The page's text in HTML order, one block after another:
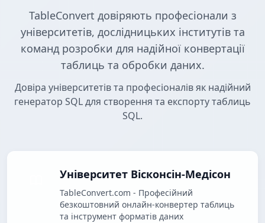
TableConvert довіряють професіонали з
університетів, дослідницьких інститутів та
команд розробки для надійної конвертації
таблиць та обробки даних.
Довіра університетів та професіоналів як надійний
генератор SQL для створення та експорту таблиць
SQL.
Університет Вісконсін-Медісон
TableConvert.com - Професійний
безкоштовний онлайн-конвертер таблиць
та інструмент форматів даних